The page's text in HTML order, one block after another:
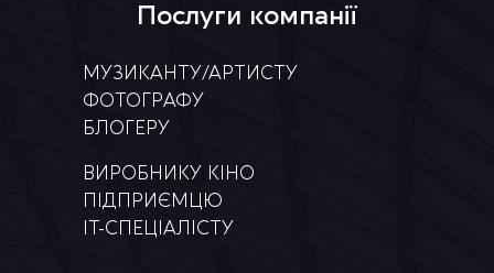
Послуги компанії
МУЗИКАНТУ/АРТИСТУ
ФОТОГРАФУ
БЛОГЕРУ
ВИРОБНИКУ КІНО
ПІДПРИЄМЦЮ
IT-СПЕЦІАЛІСТУ